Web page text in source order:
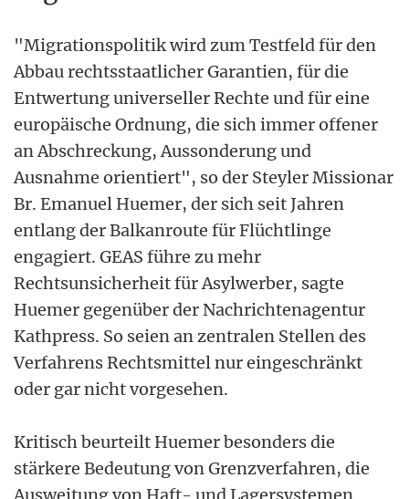
"Migrationspolitik wird zum Testfeld für den
Abbau rechtsstaatlicher Garantien, für die
Entwertung universeller Rechte und für eine
europäische Ordnung, die sich immer offener
an Abschreckung, Aussonderung und
Ausnahme orientiert", so der Steyler Missionar
Br. Emanuel Huemer, der sich seit Jahren
entlang der Balkanroute für Flüchtlinge
engagiert. GEAS führe zu mehr
Rechtsunsicherheit für Asylwerber, sagte
Huemer gegenüber der Nachrichtenagentur
Kathpress. So seien an zentralen Stellen des
Verfahrens Rechtsmittel nur eingeschränkt
oder gar nicht vorgesehen.
Kritisch beurteilt Huemer besonders die
stärkere Bedeutung von Grenzverfahren, die
Ausweitung von Haft- und Lagersystemen